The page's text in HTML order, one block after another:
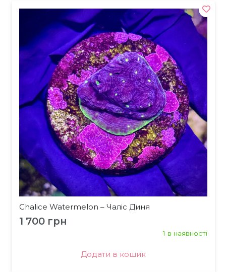
Chalice Watermelon – Чаліс Диня
1 700 грн
1 в наявності
Додати в кошик